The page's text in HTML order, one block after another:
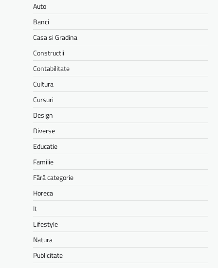
Auto
Banci
Casa si Gradina
Constructii
Contabilitate
Cultura
Cursuri
Design
Diverse
Educatie
Familie
Fără categorie
Horeca
It
Lifestyle
Natura
Publicitate